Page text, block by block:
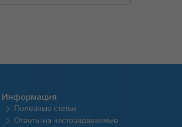
Информация
Полезные статьи
Ответы на частозадаваемые